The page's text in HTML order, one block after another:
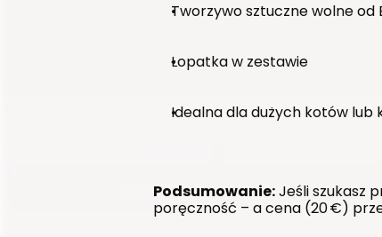
Tworzywo sztuczne wolne od
Łopatka w zestawie
Idealna dla dużych kotów lub
Podsumowanie: Jeśli szukasz
poręczność – a cena (20 €)